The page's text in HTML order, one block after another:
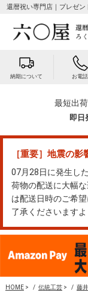
還暦祝い専門店｜プレゼン
納期について お電話
最短出
即日
［重要］地震の
07月28日に発生し
荷物の配送に大幅
は配送日時のご希
了承くださいますよ
HOME> 伝統工芸> 藤